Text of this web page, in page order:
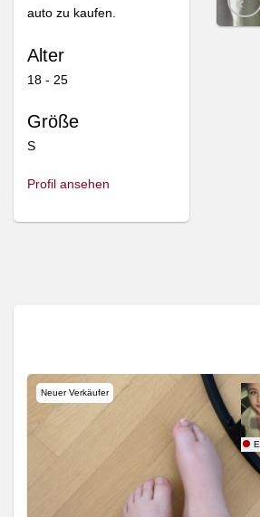
auto zu kaufen.
Alter
18 - 25
Größe
S
Profil ansehen
Neuer Verkäufer